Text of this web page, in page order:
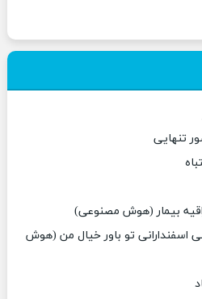
تنهایی
بیمار (هوش مصنوعی)
اسفندارانی تو باور خیال من (هوش